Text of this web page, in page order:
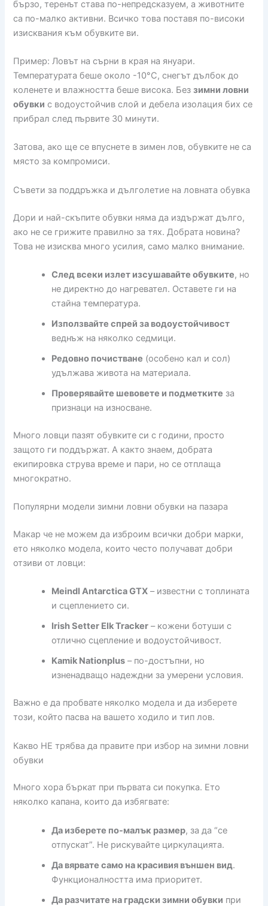
бързо, теренът става по-непредсказуем, а животните
са по-малко активни. Всичко това поставя по-високи
изисквания към обувките ви.
Пример: Ловът на сърни в края на януари.
Температурата беше около -10°C, снегът дълбок до
коленете и влажността беше висока. Беззимни ловни
обувки с водоустойчив слой и дебела изолация бих се
прибрал след първите 30 минути.
Затова, ако ще се впуснете в зимен лов, обувките не са
място за компромиси.
Съвети за поддръжка и дълголетие на ловната обувка
Дори и най-скъпите обувки няма да издържат дълго,
ако не се грижите правилно за тях. Добрата новина?
Това не изисква много усилия, само малко внимание.
След всеки излет изсушавайте обувките, но
не директно до нагревател. Оставете ги на
стайна температура.
Използвайте спрей за водоустойчивост
веднъж на няколко седмици.
Редовно почистване (особено кал и сол)
удължава живота на материала.
Проверявайте шевовете и подметките за
признаци на износване.
Много ловци пазят обувките си с години, просто
защото ги поддържат. А както знаем, добрата
екипировка струва време и пари, но се отплаща
многократно.
Популярни модели зимни ловни обувки на пазара
Макар че не можем да изброим всички добри марки,
ето няколко модела, които често получават добри
отзиви от ловци:
Meindl Antarctica GTX – известни с топлината
и сцеплението си.
Irish Setter Elk Tracker – кожени ботуши с
отлично сцепление и водоустойчивост.
Kamik Nationplus – по-достъпни, но
изненадващо надеждни за умерени условия.
Важно е да пробвате няколко модела и да изберете
този, който пасва на вашето ходило и тип лов.
Какво НЕ трябва да правите при избор на зимни ловни
обувки
Много хора бъркат при първата си покупка. Ето
няколко капана, които да избягвате:
Да изберете по-малък размер, за да “се
отпускат”. Не рискувайте циркулацията.
Да вярвате само на красивия външен вид.
Функционалността има приоритет.
Да разчитате на градски зимни обувки при